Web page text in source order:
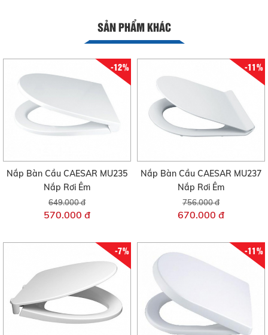
SẢN PHẨM KHÁC
-12%
Nắp Bàn Cầu CAESAR MU235
Nắp Rơi Êm
649.000 đ
570.000 đ
-11%
Nắp Bàn Cầu CAESAR MU237
Nắp Rơi Êm
756.000 đ
670.000 đ
-7% -11%